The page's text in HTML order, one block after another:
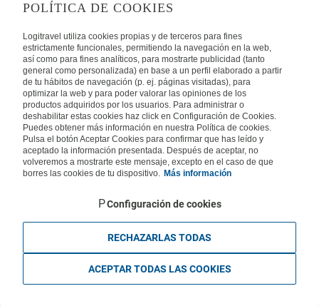
TIETOA LOGITRAVELISTA
Usein kysyttyjä kysymyksiä Ota yhteyttä
KÄYTTÖEHDOT
Oikeudellinen huomautus
Yleiset valmismatkaehdot
Evästekäytäntömme
MUISSA MAISSA
Saksa
Brasilia
Ranska
Legal , Y-tunnus 2559611-1, KuVi 2843/13/U. Kaikki oikeudet pidätetään.
POLÍTICA DE COOKIES
Logitravel utiliza cookies propias y de terceros para fines
estrictamente funcionales, permitiendo la navegación en la web,
así como para fines analíticos, para mostrarte publicidad (tanto
general como personalizada) en base a un perfil elaborado a partir
de tu hábitos de navegación (p. ej. páginas visitadas), para
optimizar la web y para poder valorar las opiniones de los
productos adquiridos por los usuarios. Para administrar o
deshabilitar estas cookies haz click en Configuración de Cookies.
Puedes obtener más información en nuestra Política de cookies.
Pulsa el botón Aceptar Cookies para confirmar que has leído y
aceptado la información presentada. Después de aceptar, no
volveremos a mostrarte este mensaje, excepto en el caso de que
borres las cookies de tu dispositivo. Más información
Configuración de cookies
RECHAZARLAS TODAS
ACEPTAR TODAS LAS COOKIES